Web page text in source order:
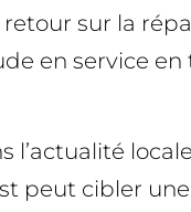
sur la
en service
peut cibler